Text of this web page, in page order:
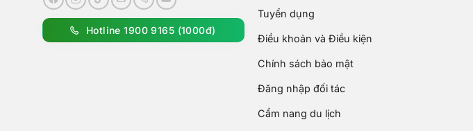
Hotline 1900 9165 (1000đ)
Tuyển dụng
Điều khoản và Điều kiện
Chính sách bảo mật
Đăng nhập đối tác
Cẩm nang du lịch